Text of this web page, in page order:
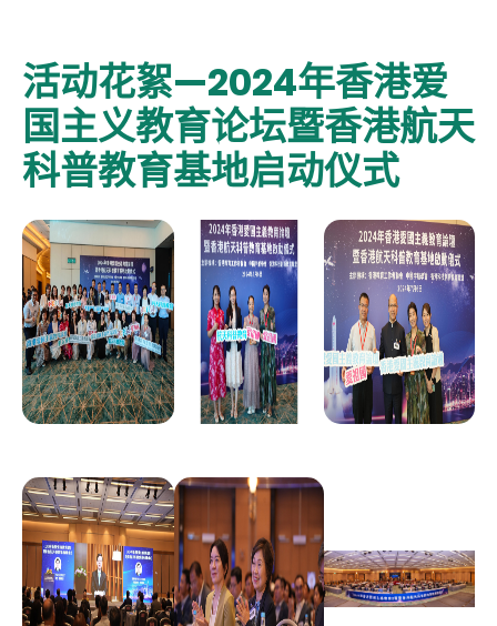
活动花絮—2024年香港爱
国主义教育论坛暨香港航天
科普教育基地启动仪式